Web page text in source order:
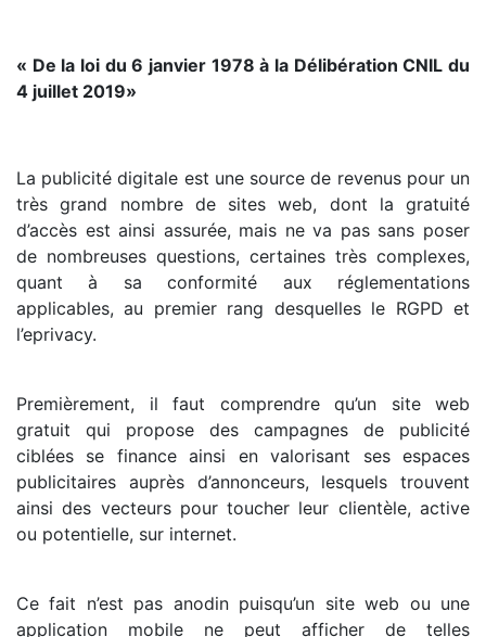
« De la loi du 6 janvier 1978 à la Délibération CNIL du
4 juillet 2019»
La publicité digitale est une source de revenus pour un
très grand nombre de sites web, dont la gratuité
d’accès est ainsi assurée, mais ne va pas sans poser
de nombreuses questions, certaines très complexes,
quant à sa conformité aux réglementations
applicables, au premier rang desquelles le RGPD et
l’eprivacy.
Premièrement, il faut comprendre qu’un site web
gratuit qui propose des campagnes de publicité
ciblées se finance ainsi en valorisant ses espaces
publicitaires auprès d’annonceurs, lesquels trouvent
ainsi des vecteurs pour toucher leur clientèle, active
ou potentielle, sur internet.
Ce fait n’est pas anodin puisqu’un site web ou une
application mobile ne peut afficher de telles